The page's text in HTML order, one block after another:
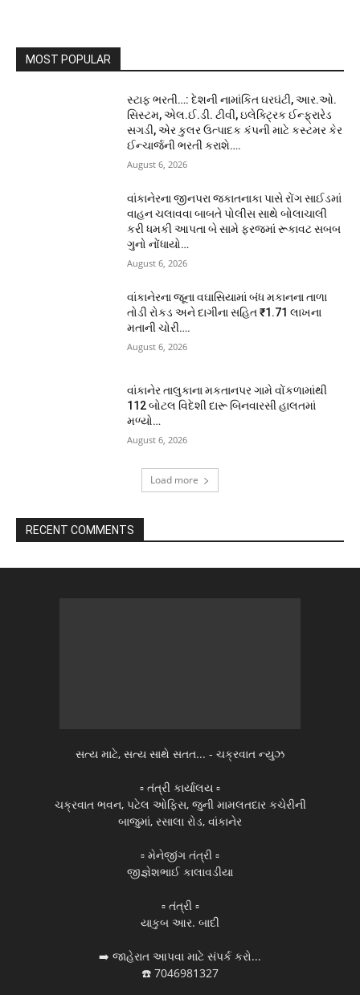
MOST POPULAR
સ્ટાફ ભરતી…: દેશની નામાંકિત ઘરઘંટી, આર.ઓ.
સિસ્ટમ, એલ.ઈ.ડી. ટીવી, ઇલેક્ટ્રિક ઈન્ફ્રારેડ
સગડી, એર કુલર ઉત્પાદક કંપની માટે કસ્ટમર કેર
ઈન્ચાર્જની ભરતી કરાશે….
August 6, 2026
વાંકાનેરના જીનપરા જકાતનાકા પાસે રોંગ સાઈડમાં
વાહન ચલાવવા બાબતે પોલીસ સાથે બોલાચાલી
કરી ધમકી આપતા બે સામે ફરજમાં રૂકાવટ સબબ
ગુનો નોંધાયો…
August 6, 2026
વાંકાનેરના જૂના વઘાસિયામાં બંધ મકાનના તાળા
તોડી રોકડ અને દાગીના સહિત ₹1.71 લાખના
મતાની ચોરી….
August 6, 2026
વાંકાનેર તાલુકાના મકતાનપર ગામે વોંકળામાંથી
112 બોટલ વિદેશી દારૂ બિનવારસી હાલતમાં
મળ્યો…
August 6, 2026
Load more
RECENT COMMENTS
સત્ય માટે, સત્ય સાથે સતત... - ચક્રવાત ન્યુઝ
▫️ તંત્રી કાર્યાલય ▫️
ચક્રવાત ભવન, પટેલ ઓફિસ, જુની મામલતદાર કચેરીની
બાજુમાં, રસાલા રોડ, વાંકાનેર
▫️ મેનેજીંગ તંત્રી ▫️
જીજ્ઞેશભાઈ કાલાવડીયા
▫️ તંત્રી ▫️
યાકુબ આર. બાદી
➡️ જાહેરાત આપવા માટે સંપર્ક કરો...
☎️ 7046981327